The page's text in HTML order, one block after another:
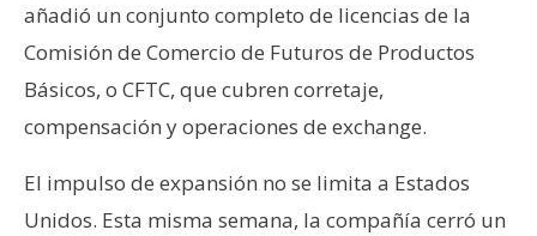
añadió un conjunto completo de licencias de la
Comisión de Comercio de Futuros de Productos
Básicos, o CFTC, que cubren corretaje,
compensación y operaciones de exchange.
El impulso de expansión no se limita a Estados
Unidos. Esta misma semana, la compañía cerró un